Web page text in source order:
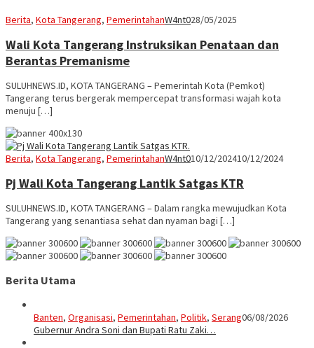
Berita, Kota Tangerang, PemerintahanW4nt028/05/2025
Wali Kota Tangerang Instruksikan Penataan dan
Berantas Premanisme
SULUHNEWS.ID, KOTA TANGERANG – Pemerintah Kota (Pemkot)
Tangerang terus bergerak mempercepat transformasi wajah kota
menuju […]
Berita, Kota Tangerang, PemerintahanW4nt010/12/202410/12/2024
Pj Wali Kota Tangerang Lantik Satgas KTR
SULUHNEWS.ID, KOTA TANGERANG – Dalam rangka mewujudkan Kota
Tangerang yang senantiasa sehat dan nyaman bagi […]
Berita Utama
Banten, Organisasi, Pemerintahan, Politik, Serang06/08/2026
Gubernur Andra Soni dan Bupati Ratu Zaki…